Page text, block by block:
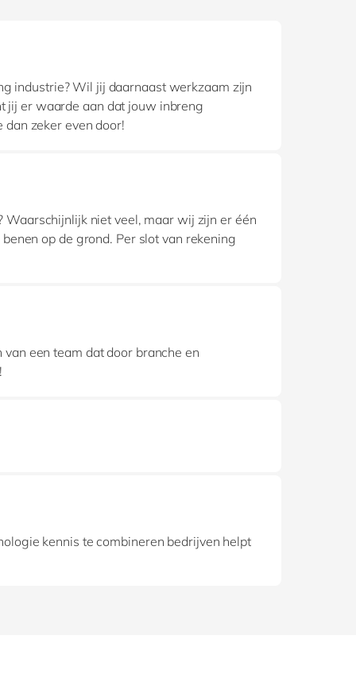
industrie? Wil jij daarnaast werkzaam zijn
jij er waarde aan dat jouw inbreng
zeker even door!
niet veel, maar wij zijn er één
op de grond. Per slot van rekening
een team dat door branche en
kennis te combineren bedrijven helpt